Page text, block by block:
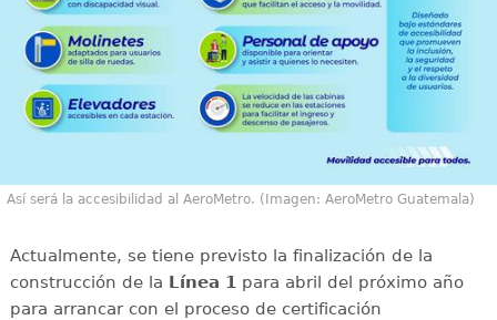
Así será la accesibilidad al AeroMetro. (Imagen: AeroMetro Guatemala)
Actualmente, se tiene previsto la finalización de la
construcción de la Línea 1 para abril del próximo año
para arrancar con el proceso de certificación